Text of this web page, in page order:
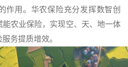
作用。华农保险充分发挥数智创
农业保险，实现空、天、地一体
务提质增效。